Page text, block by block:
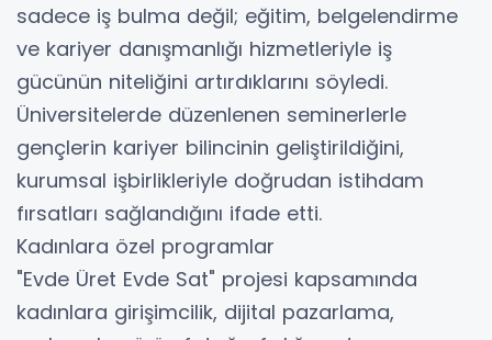
sadece iş bulma değil; eğitim, belgelendirme
ve kariyer danışmanlığı hizmetleriyle iş
gücünün niteliğini artırdıklarını söyledi.
Üniversitelerde düzenlenen seminerlerle
gençlerin kariyer bilincinin geliştirildiğini,
kurumsal işbirlikleriyle doğrudan istihdam
fırsatları sağlandığını ifade etti.
Kadınlara özel programlar
"Evde Üret Evde Sat" projesi kapsamında
kadınlara girişimcilik, dijital pazarlama,